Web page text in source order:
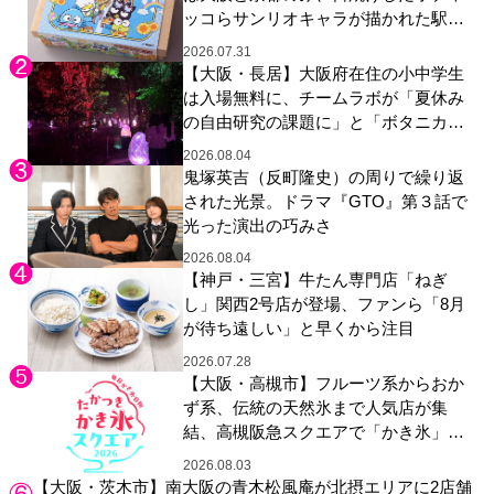
ッコらサンリオキャラが描かれた駅弁
やグッズが登場
2026.07.31
【大阪・長居】大阪府在住の小中学生
は入場無料に、チームラボが「夏休み
の自由研究の課題に」と「ボタニカル
ガーデン 大阪」へ招待
2026.08.04
鬼塚英吉（反町隆史）の周りで繰り返
された光景。ドラマ『GTO』第３話で
光った演出の巧みさ
2026.08.04
【神戸・三宮】牛たん専門店「ねぎ
し」関西2号店が登場、ファンら「8月
が待ち遠しい」と早くから注目
2026.07.28
【大阪・高槻市】フルーツ系からおか
ず系、伝統の天然氷まで人気店が集
結、高槻阪急スクエアで「かき氷」祭
り
2026.08.03
【大阪・茨木市】南大阪の青木松風庵が北摂エリアに2店舗